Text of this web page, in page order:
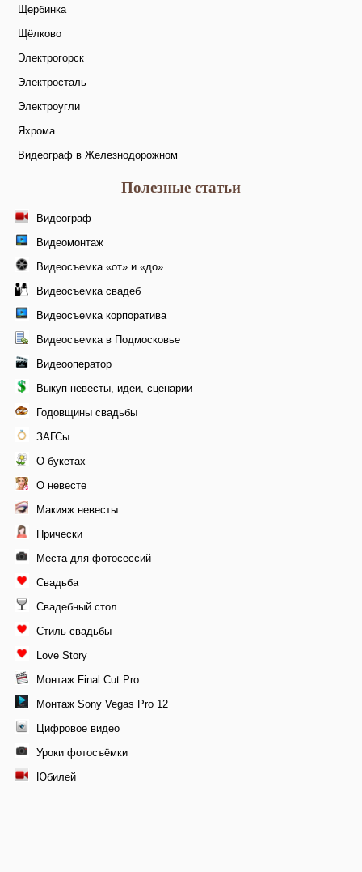
Щербинка
Щёлково
Электрогорск
Электросталь
Электроугли
Яхрома
Видеограф в Железнодорожном
Полезные статьи
Видеограф
Видеомонтаж
Видеосъемка «от» и «до»
Видеосъемка свадеб
Видеосъемка корпоратива
Видеосъемка в Подмосковье
Видеооператор
Выкуп невесты, идеи, сценарии
Годовщины свадьбы
ЗАГСы
О букетах
О невесте
Макияж невесты
Прически
Места для фотосессий
Свадьба
Свадебный стол
Стиль свадьбы
Love Story
Монтаж Final Cut Pro
Монтаж Sony Vegas Pro 12
Цифровое видео
Уроки фотосъёмки
Юбилей